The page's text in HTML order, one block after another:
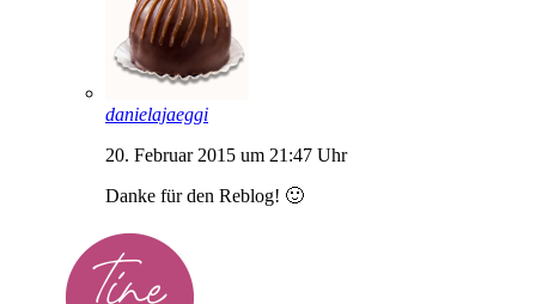
danielajaeggi
20. Februar 2015 um 21:47 Uhr
Danke für den Reblog! 🙂